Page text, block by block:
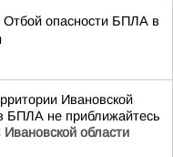
опасности БПЛА в
Ивановской
БПЛА не приближайтесь
области